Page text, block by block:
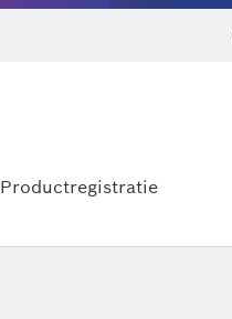
Productregistratie